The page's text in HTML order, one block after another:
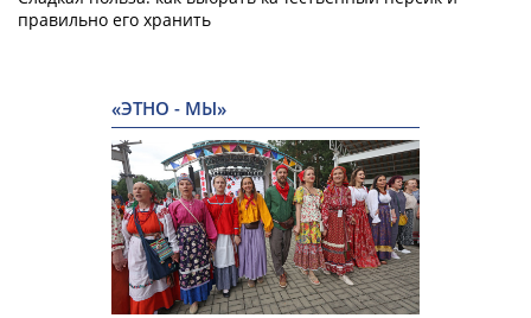
правильно его хранить
«ЭТНО - МЫ»